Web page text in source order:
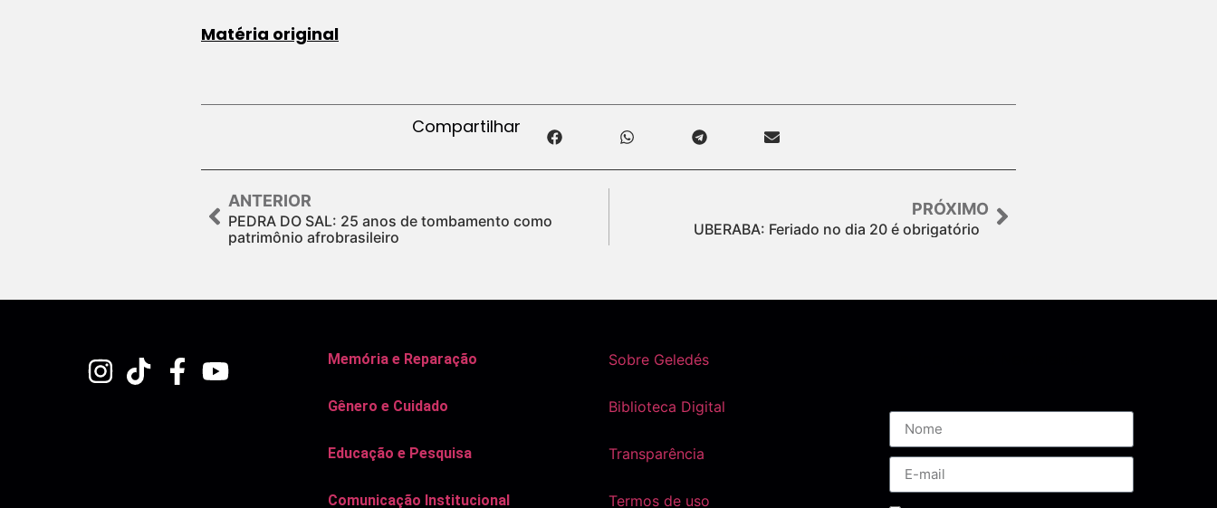
Matéria original
Compartilhar
ANTERIOR
PEDRA DO SAL: 25 anos de tombamento como
patrimônio afrobrasileiro
PRÓXIMO
UBERABA: Feriado no dia 20 é obrigatório
Memória e Reparação
Gênero e Cuidado
Educação e Pesquisa
Comunicação Institucional
Sobre Geledés
Biblioteca Digital
Transparência
Termos de uso